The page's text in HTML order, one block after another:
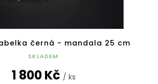
černá - mandala 25 cm
SKLADEM
1 800 Kč / ks